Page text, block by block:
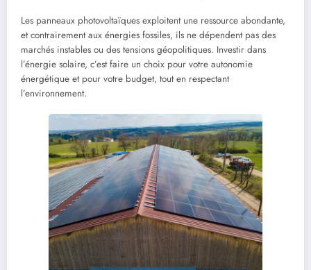
Les panneaux photovoltaïques exploitent une ressource abondante,
et contrairement aux énergies fossiles, ils ne dépendent pas des
marchés instables ou des tensions géopolitiques. Investir dans
l’énergie solaire, c’est faire un choix pour votre autonomie
énergétique et pour votre budget, tout en respectant
l’environnement.